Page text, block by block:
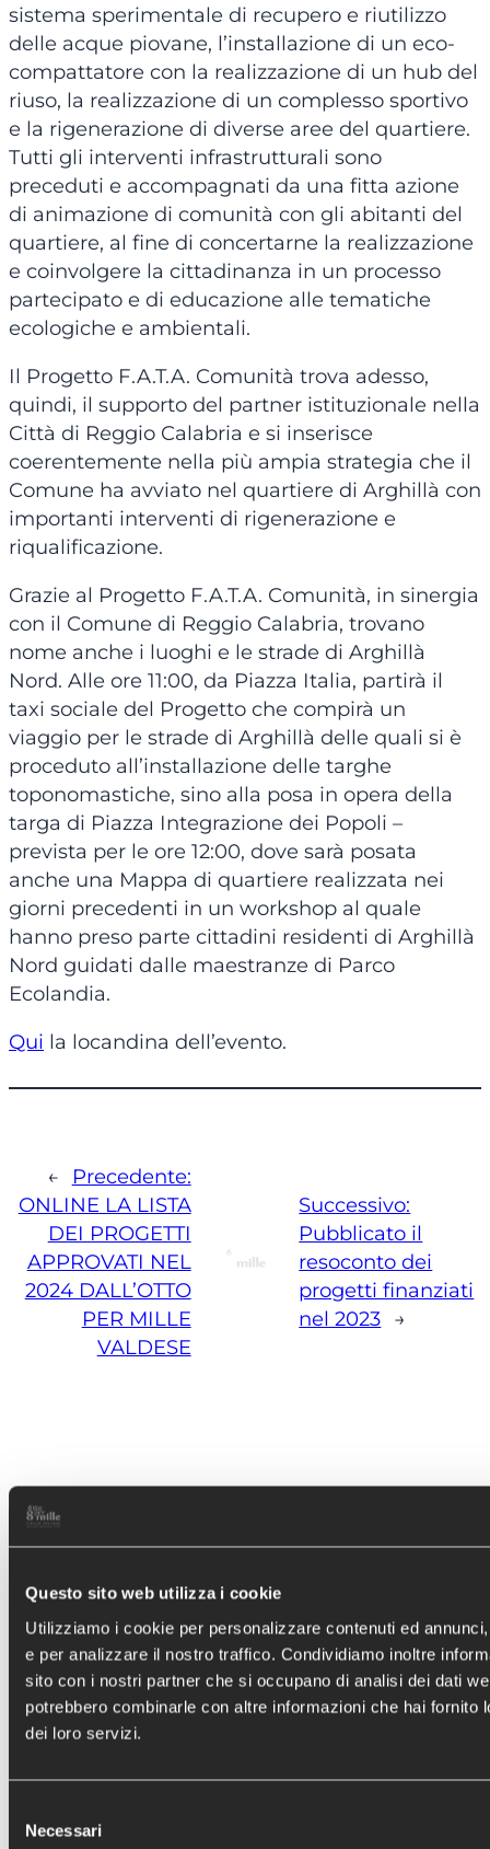
Questo sito web utilizza i cookie
Utilizziamo i cookie per personalizzare contenuti ed
e per analizzare il nostro traffico. Condividiamo inoltre
sito con i nostri partner che si occupano di analisi dei dati
potrebbero combinarle con altre informazioni che hai fornito
dei loro servizi.
delNecessari
sistema sperimentale di recupero e riutilizzo
delle acque piovane, l’installazione di un eco-
compattatore con la realizzazione di un hub del
riuso, la realizzazione di un complesso sportivo
e la rigenerazione di diverse aree del quartiere.
Tutti gli interventi infrastrutturali sono
preceduti e accompagnati da una fitta azione
di animazione di comunità con gli abitanti del
quartiere, al fine di concertarne la realizzazione
e coinvolgere la cittadinanza in un processo
partecipato e di educazione alle tematiche
ecologiche e ambientali.
Il Progetto F.A.T.A. Comunità trova adesso,
quindi, il supporto del partner istituzionale nella
Città di Reggio Calabria e si inserisce
coerentemente nella più ampia strategia che il
Comune ha avviato nel quartiere di Arghillà con
importanti interventi di rigenerazione e
riqualificazione.
Grazie al Progetto F.A.T.A. Comunità, in sinergia
con il Comune di Reggio Calabria, trovano
nome anche i luoghi e le strade di Arghillà
Nord. Alle ore 11:00, da Piazza Italia, partirà il
taxi sociale del Progetto che compirà un
viaggio per le strade di Arghillà delle quali si è
proceduto all’installazione delle targhe
toponomastiche, sino alla posa in opera della
targa di Piazza Integrazione dei Popoli –
prevista per le ore 12:00, dove sarà posata
anche una Mappa di quartiere realizzata nei
giorni precedenti in un workshop al quale
hanno preso parte cittadini residenti di Arghillà
Nord guidati dalle maestranze di Parco
Ecolandia.
Qui la locandina dell’evento.
←
Precedente:
ONLINE LA LISTA
DEI PROGETTI
APPROVATI NEL
2024 DALL’OTTO
PER MILLE
VALDESE
Successivo:
Pubblicato il
resoconto dei
progetti finanziati
nel 2023 →